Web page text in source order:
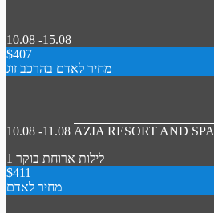
10.08 -15.08
$407
מחיר לאדם בהרכב זוג
10.08 -11.08 AZIA RESORT AND SPA
1 לילות ארוחת בוקר
$411
מחיר לאדם